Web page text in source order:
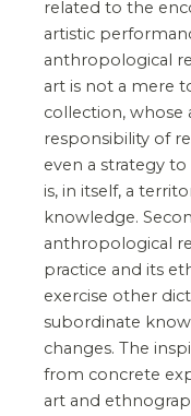
related to the
artistic
anthropological
art is not a mere
collection, whose
responsibility of
even a strategy
is, in itself, a
knowledge.
anthropological
practice and its
exercise other
subordinate
changes. The
from concrete
art and